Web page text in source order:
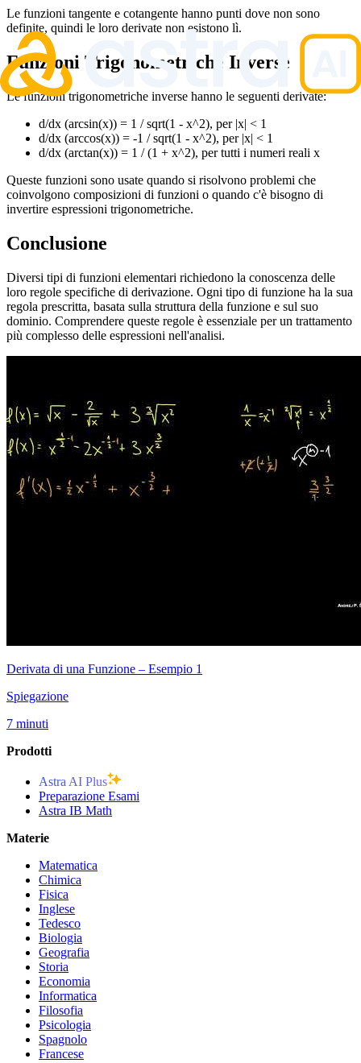
Le funzioni tangente e cotangente hanno punti dove non sono
definite, quindi le loro derivate non esistono lì.
Funzioni Trigonometriche Inverse
Le funzioni trigonometriche inverse hanno le seguenti derivate:
d/dx (arcsin(x)) = 1 / sqrt(1 - x^2), per |x| < 1
d/dx (arccos(x)) = -1 / sqrt(1 - x^2), per |x| < 1
d/dx (arctan(x)) = 1 / (1 + x^2), per tutti i numeri reali x
Queste funzioni sono usate quando si risolvono problemi che
coinvolgono composizioni di funzioni o quando c'è bisogno di
invertire espressioni trigonometriche.
Conclusione
Diversi tipi di funzioni elementari richiedono la conoscenza delle
loro regole specifiche di derivazione. Ogni tipo di funzione ha la sua
regola prescritta, basata sulla struttura della funzione e sul suo
dominio. Comprendere queste regole è essenziale per un trattamento
più complesso delle espressioni nell'analisi.
Derivata di una Funzione – Esempio 1
Spiegazione
7 minuti
Prodotti
Astra AI Plus
Preparazione Esami
Astra IB Math
Materie
Matematica
Chimica
Fisica
Inglese
Tedesco
Biologia
Geografia
Storia
Economia
Informatica
Filosofia
Psicologia
Spagnolo
Francese